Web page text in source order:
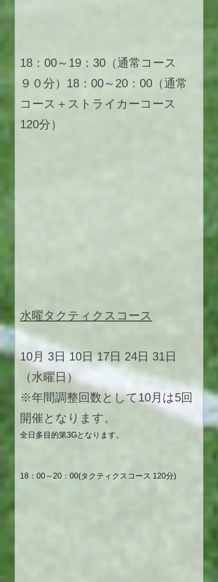
18：00～19：30（通常コース
９０分）18：00～20：00（通常
コース＋ストライカーコース
120分）
水曜タクティクスコース
10月 3日 10日 17日 24日 31日
（水曜日）
※年間調整回数として10月は5回
開催となります。
全日多目的第3Gとなります。
18：00～20：00(タクティクスコース 120分)